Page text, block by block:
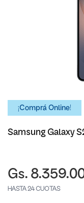
¡Comprá Online!
Samsung Galaxy
Gs.
HASTA 24 CUOTAS